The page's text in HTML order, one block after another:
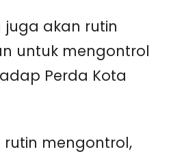
juga akan rutin
untuk mengontrol
Perda Kota
mengontrol,